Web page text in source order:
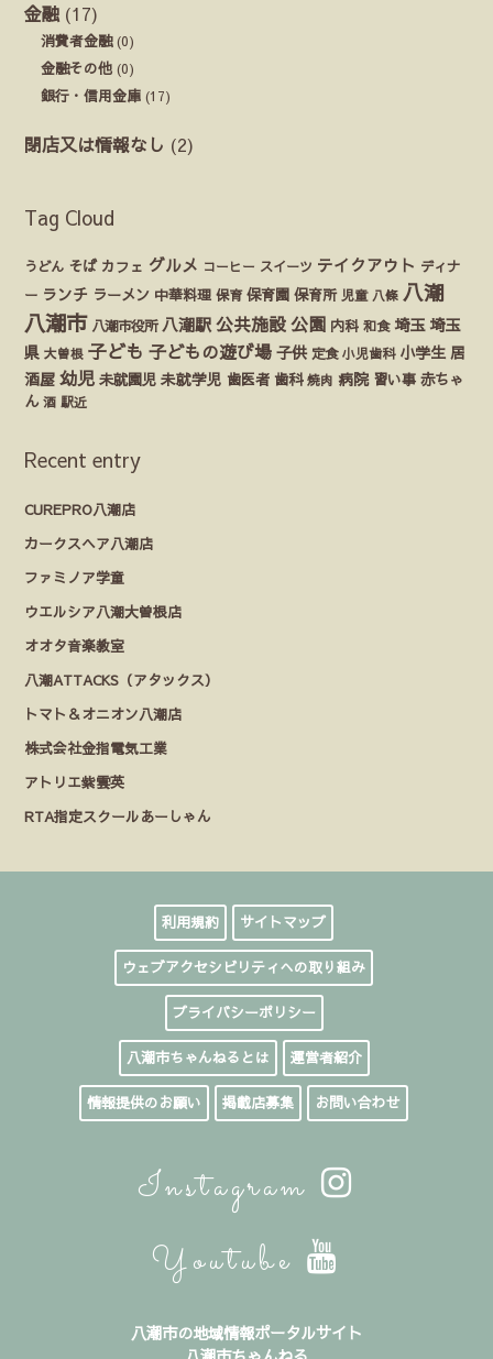
金融 (17)
消費者金融(0)
金融その他 (0)
銀行・信用金庫 (17)
閉店又は情報なし (2)
Tag Cloud
うどん そば カフェ グルメ コーヒー スイーツ テイクアウト ディナ
ー ランチ ラーメン 中華料理 保育 保育園 保育所 児童 八條 八潮
八潮市 八潮市役所 八潮駅 公共施設 公園 内科 和食 埼玉 埼玉
県 大曽根 子ども 子どもの遊び場 子供 定食 小児歯科 小学生 居
酒屋 幼児 未就園児 未就学児 歯医者 歯科 焼肉 病院 習い事 赤ちゃ
ん 酒 駅近
Recent entry
CUREPRO八潮店
カークスヘア八潮店
ファミノア学童
ウエルシア八潮大曽根店
オオタ音楽教室
八潮ATTACKS（アタックス）
トマト＆オニオン八潮店
株式会社金指電気工業
アトリエ紫雲英
RTA指定スクールあーしゃん
利用規約 サイトマップ
ウェブアクセシビリティへの取り組み
プライバシーポリシー
八潮市ちゃんねるとは 運営者紹介
情報提供のお願い 掲載店募集 お問い合わせ
Instagram
Youtube
八潮市の地域情報ポータルサイト